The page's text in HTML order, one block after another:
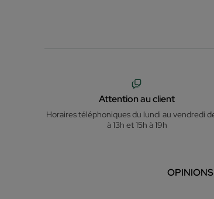
Attention au client
Horaires téléphoniques du lundi au vendredi
à 13h et 15h à 19h